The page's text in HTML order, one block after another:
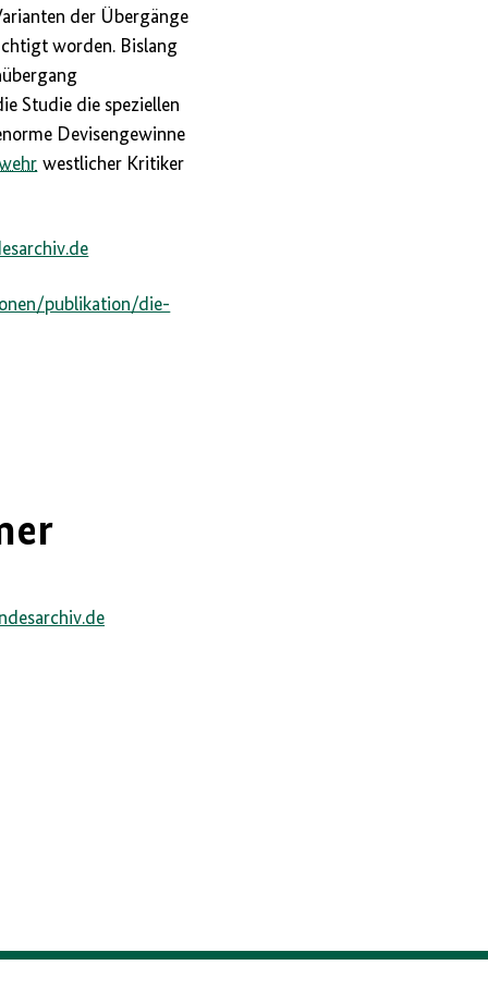
der Übergänge
worden. Bislang
Studie die speziellen
Devisengewinne
westlicher Kritiker
publikation/die-